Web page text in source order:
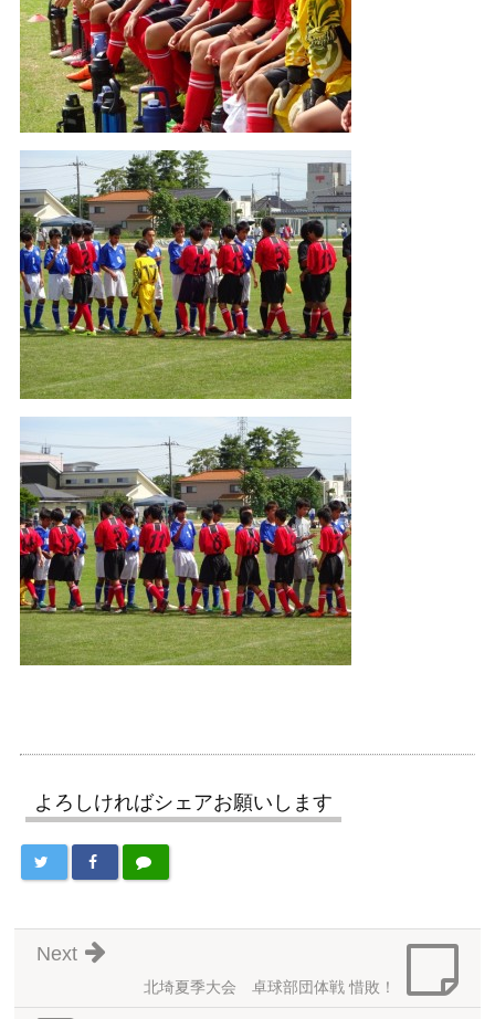
よろしければシェアお願いします
北埼夏季大会 卓球部団体戦 惜敗！
Next